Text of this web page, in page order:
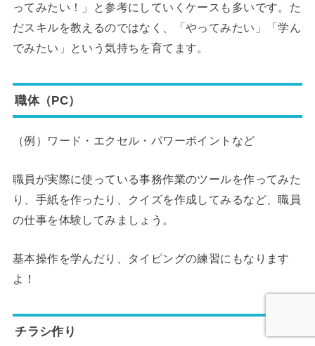
ってみたい！」と参考にしていくケースも多いです。た
だスキルを教えるのではなく、「やってみたい」「学ん
でみたい」という気持ちを育てます。
職体（PC）
（例）ワード・エクセル・パワーポイントなど
職員が実際に使っている事務作業のツールを作ってみた
り、手紙を作ったり、クイズを作成してみるなど、職員
の仕事を体験してみましょう。
基本操作を学んだり、タイピングの練習にもなります
よ！
チラシ作り